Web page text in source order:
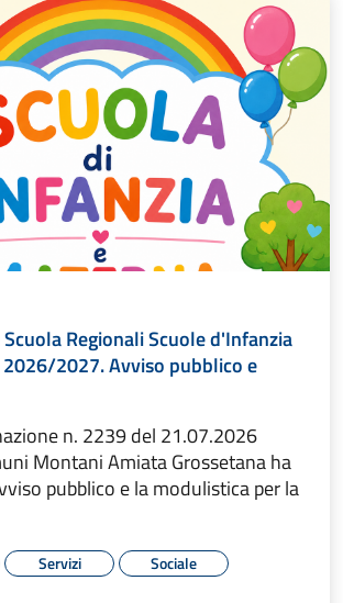
Regionali Scuole d'Infanzia
2026/2027. Avviso pubblico e
n. 2239 del 21.07.2026
Montani Amiata Grossetana ha
pubblico e la modulistica per la
Servizi Sociale